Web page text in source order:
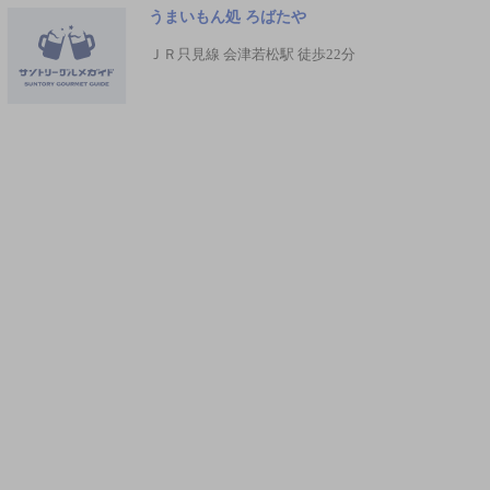
うまいもん処 ろばたや
ＪＲ只見線 会津若松駅 徒歩22分